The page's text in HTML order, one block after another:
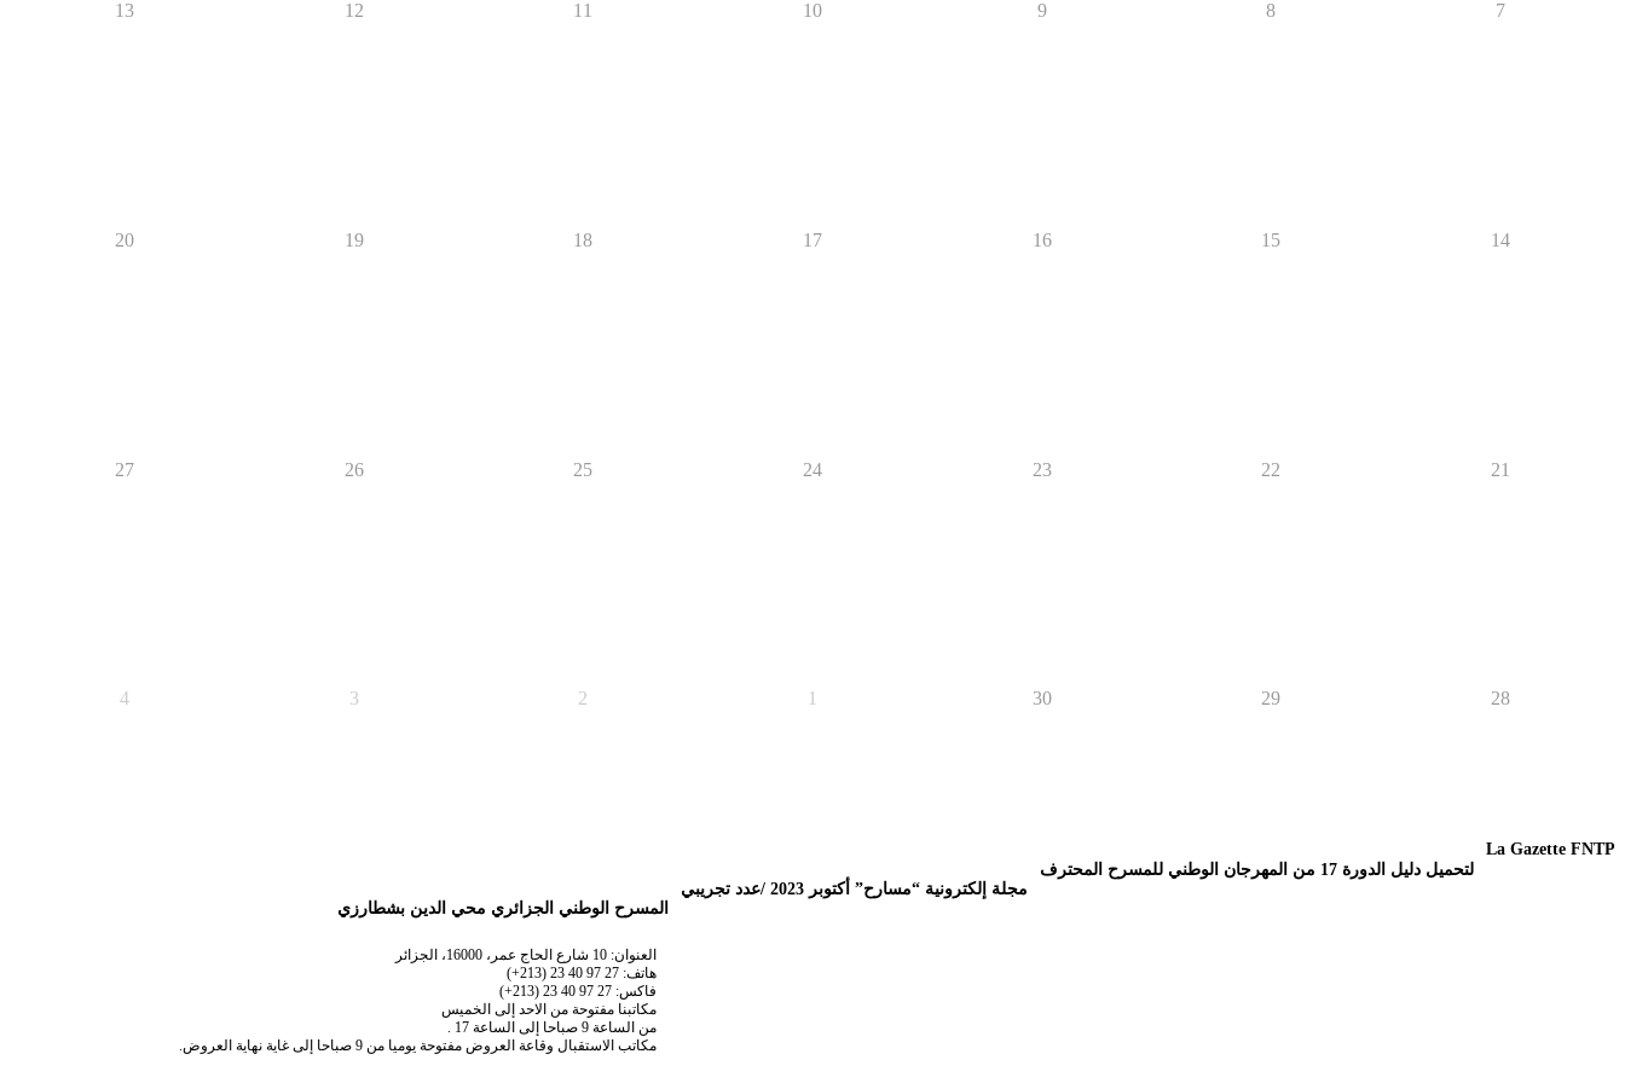
7
8
9
10
11
12
13
14
15
16
17
18
19
20
21
22
23
24
25
26
27
28
29
30
1
2
3
4
La Gazette FNTP
لتحميل دليل الدورة 17 من المهرجان الوطني للمسرح المحترف
مجلة إلكترونية “مسارح” أكتوبر 2023 /عدد تجريبي
المسرح الوطني الجزائري محي الدين بشطارزي
العنوان: 10 شارع الحاج عمر، 16000، الجزائر
هاتف: 27 97 40 23 (213+)
فاكس: 27 97 40 23 (213+)
مكاتبنا مفتوحة من الاحد إلى الخميس
من الساعة 9 صباحا إلى الساعة 17 .
مكاتب الاستقبال وقاعة العروض مفتوحة يوميا من 9 صباحا إلى غاية نهاية العروض.